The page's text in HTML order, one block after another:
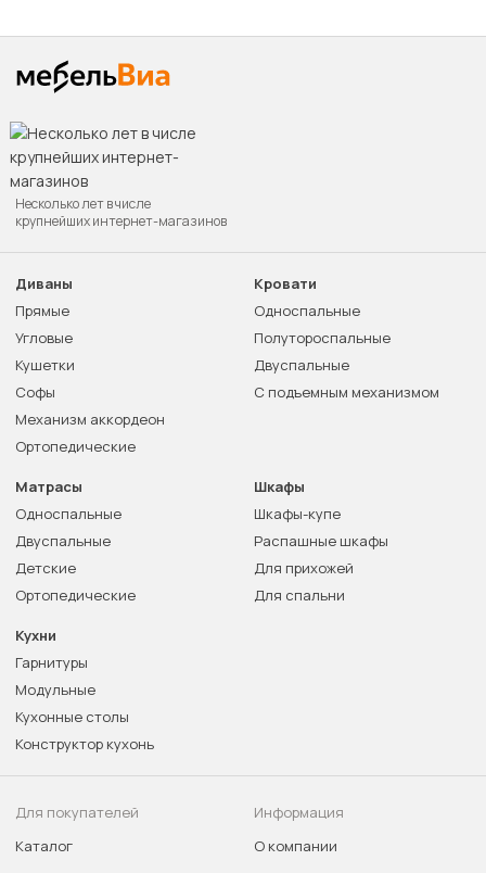
Несколько лет в числе
крупнейших интернет-магазинов
Диваны
Прямые
Угловые
Кушетки
Софы
Механизм аккордеон
Ортопедические
Кровати
Односпальные
Полутороспальные
Двуспальные
С подъемным механизмом
Матрасы
Односпальные
Двуспальные
Детские
Ортопедические
Шкафы
Шкафы-купе
Распашные шкафы
Для прихожей
Для спальни
Кухни
Гарнитуры
Модульные
Кухонные столы
Конструктор кухонь
Для покупателей
Каталог
Информация
О компании